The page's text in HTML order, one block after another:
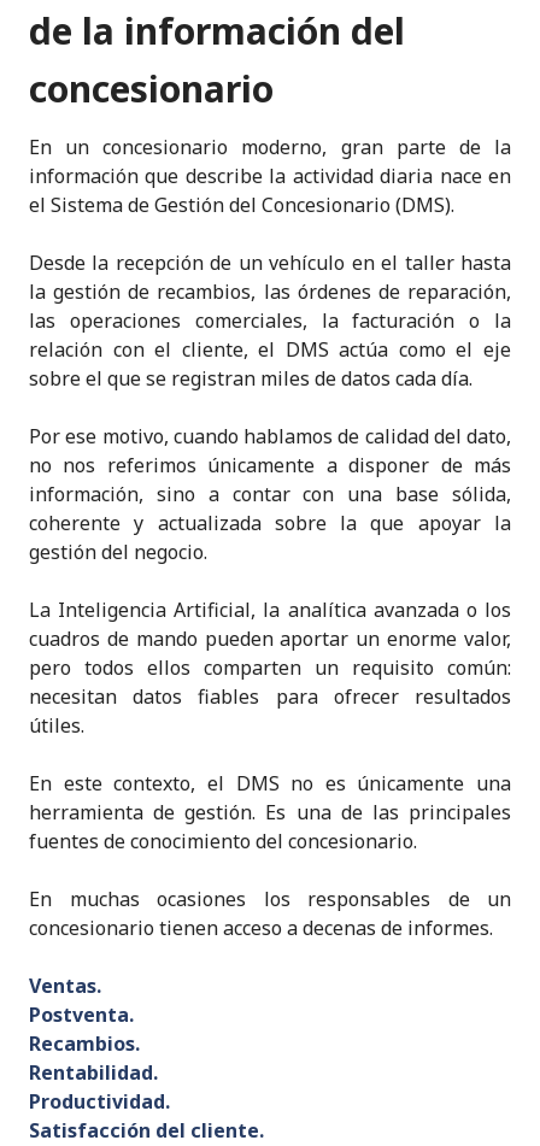
de la información del
concesionario
En un concesionario moderno, gran parte de la
información que describe la actividad diaria nace en
el Sistema de Gestión del Concesionario (DMS).
Desde la recepción de un vehículo en el taller hasta
la gestión de recambios, las órdenes de reparación,
las operaciones comerciales, la facturación o la
relación con el cliente, el DMS actúa como el eje
sobre el que se registran miles de datos cada día.
Por ese motivo, cuando hablamos de calidad del dato,
no nos referimos únicamente a disponer de más
información, sino a contar con una base sólida,
coherente y actualizada sobre la que apoyar la
gestión del negocio.
La Inteligencia Artificial, la analítica avanzada o los
cuadros de mando pueden aportar un enorme valor,
pero todos ellos comparten un requisito común:
necesitan datos fiables para ofrecer resultados
útiles.
En este contexto, el DMS no es únicamente una
herramienta de gestión. Es una de las principales
fuentes de conocimiento del concesionario.
En muchas ocasiones los responsables de un
concesionario tienen acceso a decenas de informes.
Ventas.
Postventa.
Recambios.
Rentabilidad.
Productividad.
Satisfacción del cliente.